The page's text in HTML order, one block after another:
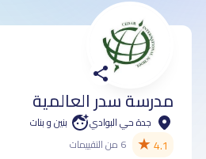
مدرسة سدر العالمية
جدة حي البوادي بنين و بنات
4.1
★ 6 من التقييمات